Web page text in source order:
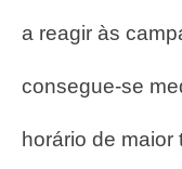
a reagir às
consegue-se
horário de